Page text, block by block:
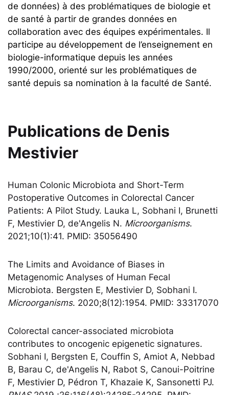
de données) à des problématiques de biologie et
de santé à partir de grandes données en
collaboration avec des équipes expérimentales. Il
participe au développement de l’enseignement en
biologie-informatique depuis les années
1990/2000, orienté sur les problématiques de
santé depuis sa nomination à la faculté de Santé.
Publications de Denis
Mestivier
Human Colonic Microbiota and Short-Term
Postoperative Outcomes in Colorectal Cancer
Patients: A Pilot Study. Lauka L, Sobhani I, Brunetti
F, Mestivier D, de'Angelis N. Microorganisms.
2021;10(1):41. PMID: 35056490
The Limits and Avoidance of Biases in
Metagenomic Analyses of Human Fecal
Microbiota. Bergsten E, Mestivier D, Sobhani I.
Microorganisms. 2020;8(12):1954. PMID: 33317070
Colorectal cancer-associated microbiota
contributes to oncogenic epigenetic signatures.
Sobhani I, Bergsten E, Couffin S, Amiot A, Nebbad
B, Barau C, de'Angelis N, Rabot S, Canoui-Poitrine
F, Mestivier D, Pédron T, Khazaie K, Sansonetti PJ.